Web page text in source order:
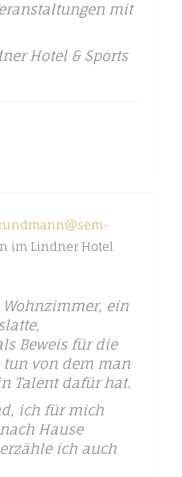
mit
Hotel & Sports
im Lindner Hotel
Wohnzimmer, ein
Beweis für die
tun von dem man
Talent dafür hat.
ich für mich
Hause
ich auch